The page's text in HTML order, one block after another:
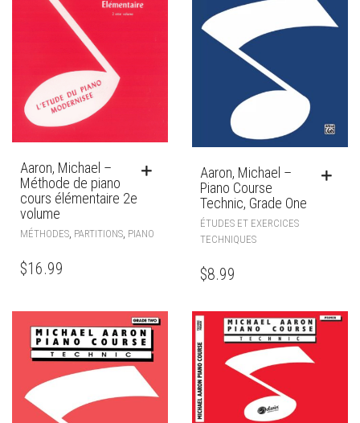
Aaron, Michael –
Méthode de piano
cours élémentaire 2e
volume
MÉTHODES PARTITIONS PIANO
$16.99
Aaron, Michael –
Piano Course
Technic, Grade One
ÉTUDES ET EXERCICES
TECHNIQUES
$8.99